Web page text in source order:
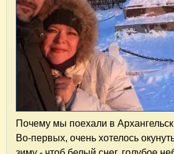
Почему мы поехали в
Во-первых, очень хотелось